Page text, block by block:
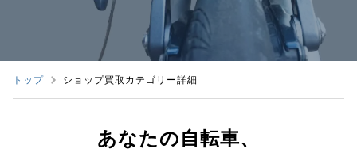
トップ ショップ買取カテゴリー詳細
あなたの自転車、